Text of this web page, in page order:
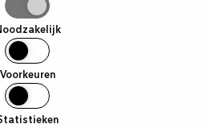
Voorkeuren